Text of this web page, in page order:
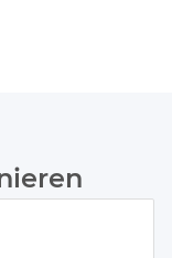
Ihrer
widerruflich